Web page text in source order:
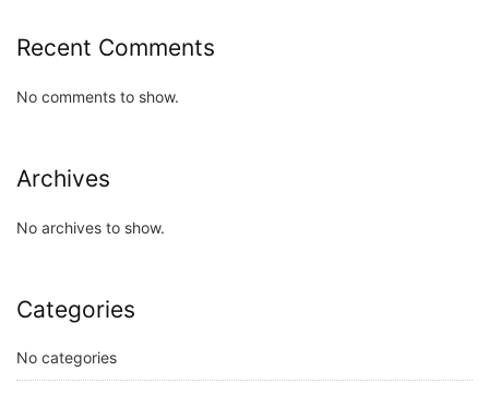
Recent Comments
No comments to show.
Archives
No archives to show.
Categories
No categories